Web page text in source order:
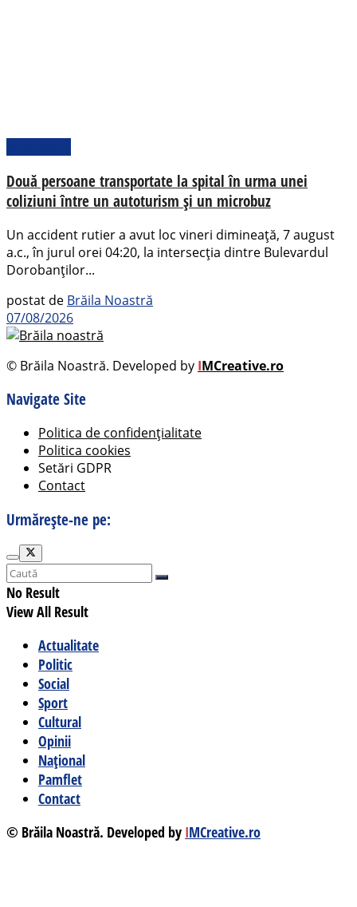
Două persoane transportate la spital în urma unei
coliziuni între un autoturism și un microbuz
Un accident rutier a avut loc vineri dimineață, 7 august
a.c., în jurul orei 04:20, la intersecția dintre Bulevardul
Dorobanților...
postat de Brăila Noastră
07/08/2026
© Brăila Noastră. Developed by IMCreative.ro
Navigate Site
Politica de confidențialitate
Politica cookies
Setări GDPR
Contact
Urmărește-ne pe:
No Result
View All Result
Actualitate
Politic
Social
Sport
Cultural
Opinii
Național
Pamflet
Contact
© Brăila Noastră. Developed by IMCreative.ro